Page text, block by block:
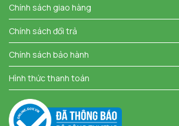
Chính sách giao hàng
Chính sách đổi trả
Chính sách bảo hành
Hình thức thanh toán